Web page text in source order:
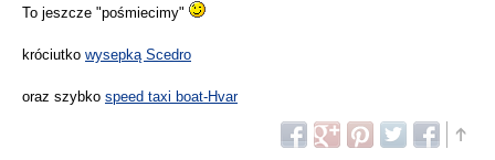
To jeszcze "pośmiecimy"
króciutko wysepką Scedro
oraz szybko speed taxi boat-Hvar